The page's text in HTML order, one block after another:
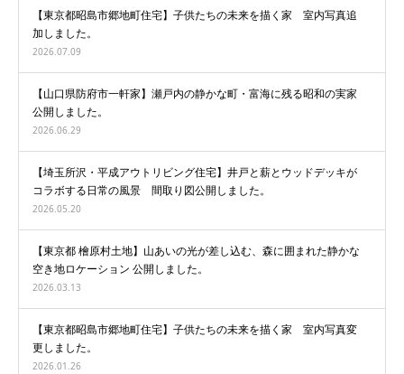
【東京都昭島市郷地町住宅】子供たちの未来を描く家 室内写真追
加しました。
2026.07.09
【山口県防府市一軒家】瀬戸内の静かな町・富海に残る昭和の実家
公開しました。
2026.06.29
【埼玉所沢・平成アウトリビング住宅】井戸と薪とウッドデッキが
コラボする日常の風景 間取り図公開しました。
2026.05.20
【東京都 檜原村土地】山あいの光が差し込む、森に囲まれた静かな
空き地ロケーション 公開しました。
2026.03.13
【東京都昭島市郷地町住宅】子供たちの未来を描く家 室内写真変
更しました。
2026.01.26